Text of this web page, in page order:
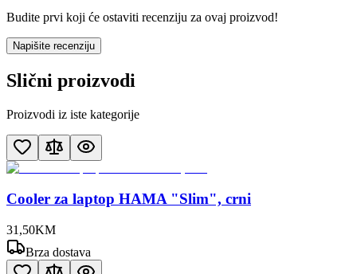
Budite prvi koji će ostaviti recenziju za ovaj proizvod!
Napišite recenziju
Slični proizvodi
Proizvodi iz iste kategorije
Cooler za laptop HAMA "Slim", crni
31 ,50KM
Brza dostava